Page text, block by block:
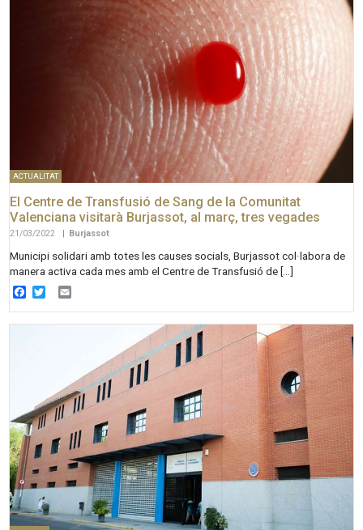
ACTUALITAT
El Centre de Transfusió de Sang de la Comunitat
Valenciana visitarà Burjassot, al març, tres vegades
21/03/2022 Burjassot
Municipi solidari amb totes les causes socials, Burjassot col·labora de
manera activa cada mes amb el Centre de Transfusió de […]
Facebook
Twitter